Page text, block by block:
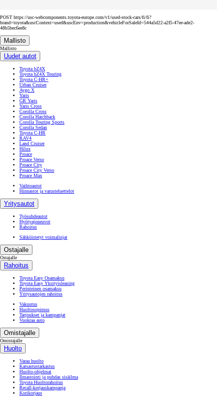
POST https://usc-webcomponents.toyota-europe.com/v1/used-stock-cars/fi/fi?
brand=toyota&uscContext=used&uscEnv=production&vehicleForSaleId=544a5d22-a2f5-47ee-ade2-
48b5bec6ee8c
Mallisto
Mallisto
Uudet autot
Toyota bZ4X
Toyota bZ4X Touring
Toyota C-HR+
Urban Cruiser
Aygo X
Yaris
GR Yaris
Yaris Cross
Corolla Cross
Corolla Hatchback
Corolla Touring Sports
Corolla Sedan
Toyota C-HR
RAV4
Land Cruiser
Hilux
Proace
Proace Verso
Proace City
Proace City Verso
Proace Max
Vaihtoautot
Hinnastot ja varusteluettelot
Yritysautot
Työsuhdeautot
Hyötyajoneuvot
Rahoitus
Sähköistetyt voimalinjat
Ostajalle
Ostajalle
Rahoitus
Toyota Easy Osamaksu
Toyota Easy Yksityisleasing
Perinteinen osamaksu
Yritysautojen rahoitus
Vakuutus
Huoltosopimus
Tarjoukset ja kampanjat
Vuokraa auto
Omistajalle
Omistajalle
Huolto
Varaa huolto
Katsastustarkastus
Huolto-ohjelmat
Ilmastointi ja puhdas sisäilma
Toyota Huoltorahoitus
Recall-korjauskampanja
Korikorjaus